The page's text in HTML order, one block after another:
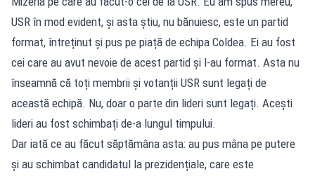
USR în mod evident, și asta știu, nu bănuiesc, este un partid
format, întreținut și pus pe piață de echipa Coldea. Ei au fost
cei care au avut nevoie de acest partid și l-au format. Asta nu
înseamnă că toți membrii și votanții USR sunt legați de
această echipă. Nu, doar o parte din lideri sunt legați. Acești
lideri au fost schimbați de-a lungul timpului.
Dar iată ce au făcut săptămâna asta: au pus mâna pe putere
și au schimbat candidatul la prezidențiale, care este